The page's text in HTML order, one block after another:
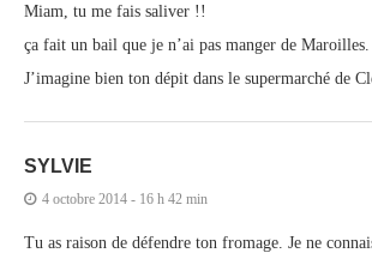
Miam, tu me fais saliver !!
ça fait un bail que je n’ai pas manger de Maroilles.
J’imagine bien ton dépit dans le supermarché de
SYLVIE
4 octobre 2014 - 16 h 42 min
Tu as raison de défendre ton fromage. Je ne